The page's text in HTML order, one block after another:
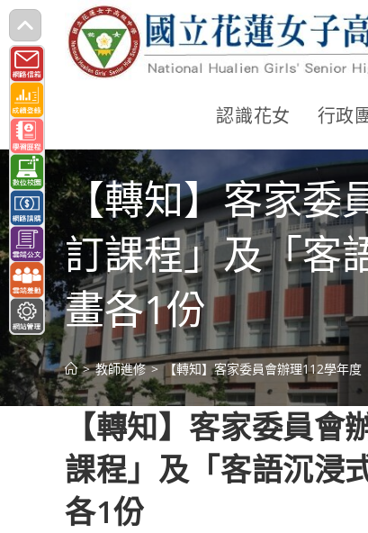
跳
轉
至
主
要
內
容
認識花女 行政
【轉知】客家委
訂課程」及「客
畫各1份
> 教師進修 > 【轉知】客家委員會辦理112學年
【轉知】客家委員
課程」及「客語沉浸
各1份